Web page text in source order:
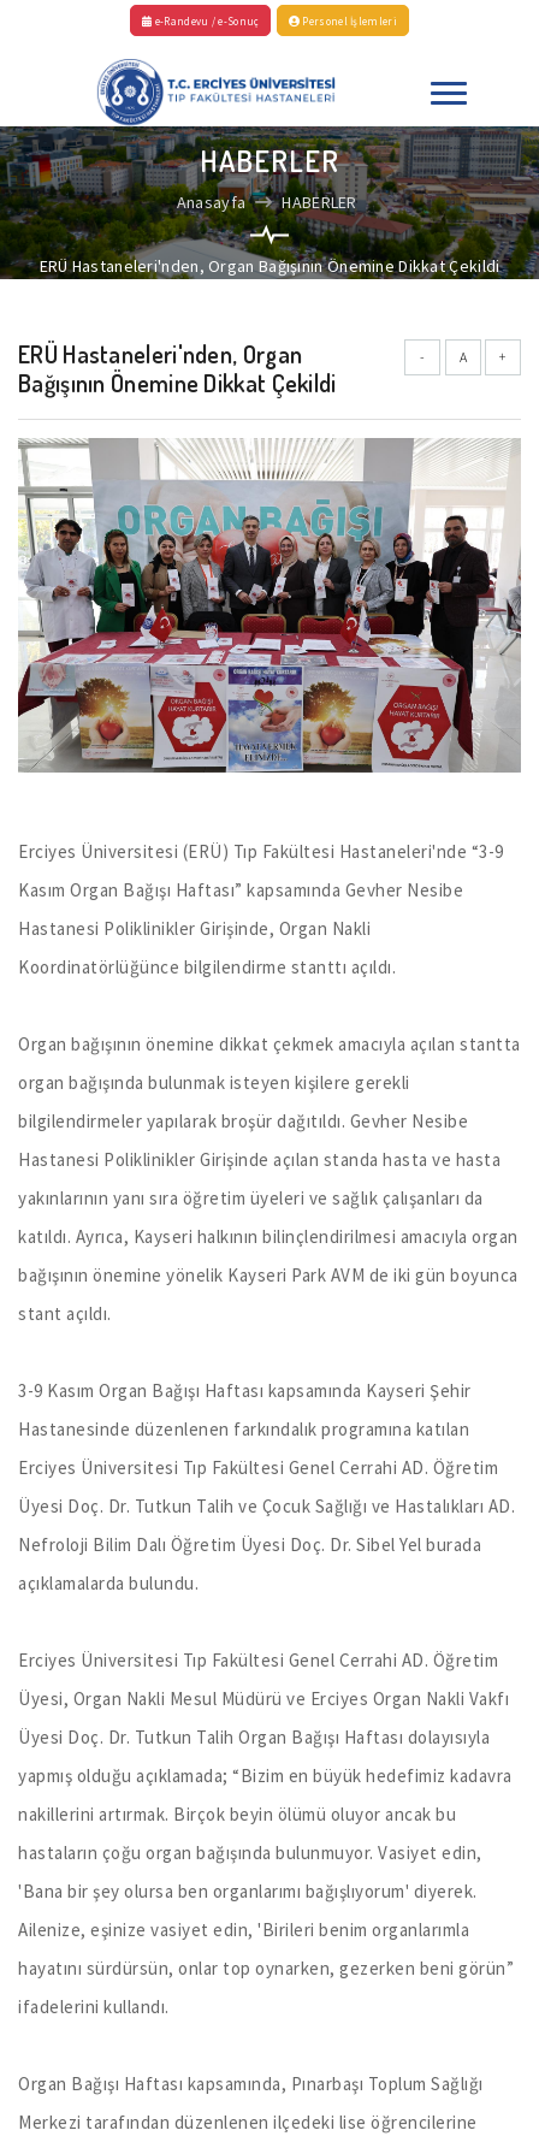
e-Randevu / e-Sonuç Personel İşlemleri
HABERLER
Anasayfa HABERLER
ERÜ Hastaneleri'nden, Organ Bağışının Önemine Dikkat Çekildi
- A +
ERÜ Hastaneleri'nden, Organ
Bağışının Önemine Dikkat Çekildi
Erciyes Üniversitesi (ERÜ) Tıp Fakültesi Hastaneleri'nde “3-9
Kasım Organ Bağışı Haftası” kapsamında Gevher Nesibe
Hastanesi Poliklinikler Girişinde, Organ Nakli
Koordinatörlüğünce bilgilendirme stanttı açıldı.
Organ bağışının önemine dikkat çekmek amacıyla açılan stantta
organ bağışında bulunmak isteyen kişilere gerekli
bilgilendirmeler yapılarak broşür dağıtıldı. Gevher Nesibe
Hastanesi Poliklinikler Girişinde açılan standa hasta ve hasta
yakınlarının yanı sıra öğretim üyeleri ve sağlık çalışanları da
katıldı. Ayrıca, Kayseri halkının bilinçlendirilmesi amacıyla organ
bağışının önemine yönelik Kayseri Park AVM de iki gün boyunca
stant açıldı.
3-9 Kasım Organ Bağışı Haftası kapsamında Kayseri Şehir
Hastanesinde düzenlenen farkındalık programına katılan
Erciyes Üniversitesi Tıp Fakültesi Genel Cerrahi AD. Öğretim
Üyesi Doç. Dr. Tutkun Talih ve Çocuk Sağlığı ve Hastalıkları AD.
Nefroloji Bilim Dalı Öğretim Üyesi Doç. Dr. Sibel Yel burada
açıklamalarda bulundu.
Erciyes Üniversitesi Tıp Fakültesi Genel Cerrahi AD. Öğretim
Üyesi, Organ Nakli Mesul Müdürü ve Erciyes Organ Nakli Vakfı
Üyesi Doç. Dr. Tutkun Talih Organ Bağışı Haftası dolayısıyla
yapmış olduğu açıklamada; “Bizim en büyük hedefimiz kadavra
nakillerini artırmak. Birçok beyin ölümü oluyor ancak bu
hastaların çoğu organ bağışında bulunmuyor. Vasiyet edin,
'Bana bir şey olursa ben organlarımı bağışlıyorum' diyerek.
Ailenize, eşinize vasiyet edin, 'Birileri benim organlarımla
hayatını sürdürsün, onlar top oynarken, gezerken beni görün”
ifadelerini kullandı.
Organ Bağışı Haftası kapsamında, Pınarbaşı Toplum Sağlığı
Merkezi tarafından düzenlenen ilçedeki lise öğrencilerine